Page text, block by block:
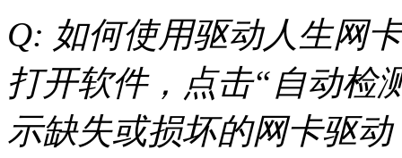
Q: 如何使用驱动人生网
打开软件，点击“自动检
示缺失或损坏的网卡驱